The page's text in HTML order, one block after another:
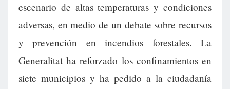
escenario de altas temperaturas y condiciones
adversas, en medio de un debate sobre recursos
y prevención en incendios forestales. La
Generalitat ha reforzado los confinamientos en
siete municipios y ha pedido a la ciudadanía